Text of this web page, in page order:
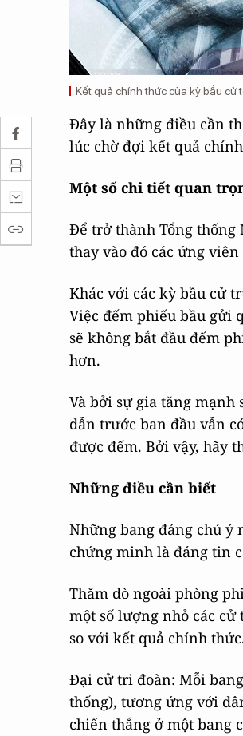
Kết quả chính thức của kỳ bầu cử
Đây là những điều cần
lúc chờ đợi kết quả
Một số chi tiết quan
Để trở thành Tổng thống
thay vào đó các ứng
Khác với các kỳ bầu cử
Việc đếm phiếu bầu gửi
sẽ không bắt đầu đếm
hơn.
Và bởi sự gia tăng
dẫn trước ban đầu vẫn
được đếm. Bởi vậy, hãy
Những điều cần biết
Những bang đáng chú ý
chứng minh là đáng tin
Thăm dò ngoài phòng
một số lượng nhỏ các
so với kết quả chính
Đại cử tri đoàn: Mỗi
thống), tương ứng với
chiến thắng ở một bang